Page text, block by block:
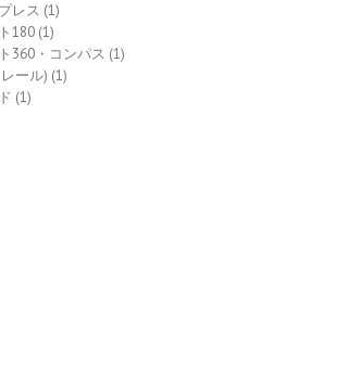
レス (1)
180 (1)
360・コンパス (1)
ール) (1)
(1)